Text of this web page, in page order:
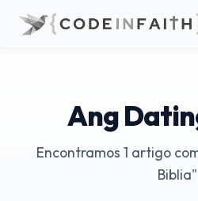
Ang
Encontramos 1 artigo
Biblia"